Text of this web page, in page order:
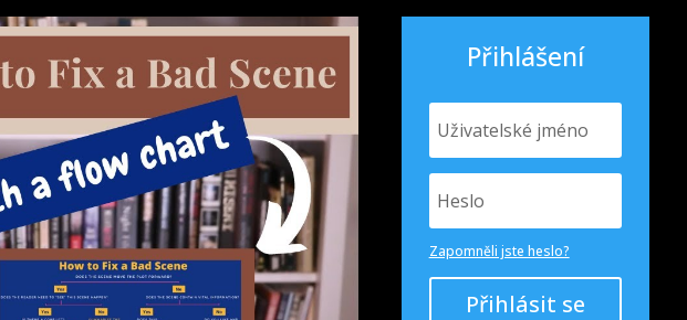
Přihlášení
Zapomněli jste heslo?
Přihlásit se